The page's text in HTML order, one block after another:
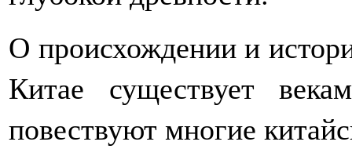
О происхождении и
Китае существует
повествуют многие